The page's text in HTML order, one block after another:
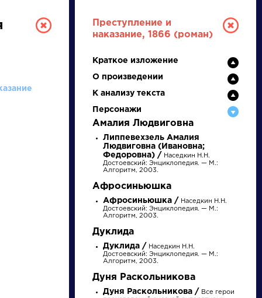
РУССКАЯ
ЛИТЕРАТУРА
ДЛЯ ПРЕЗЕНТАЦИЙ,
УРОКОВ И ЕГЭ
Д Е Ж
Преступление и
наказание, 1866 (роман)
Краткое изложение
О произведении
К анализу текста
Персонажи
Амалия Людвиговна
Липпевехзель Амалия
Людвиговна (Ивановна;
Федоровна) / Наседкин Н.Н.
Достоевский: Энциклопедия. — М.:
Алгоритм, 2003.
Афросиньюшка
Афросиньюшка / Наседкин Н.Н.
Достоевский: Энциклопедия. — М.:
Алгоритм, 2003.
Дуклида
Дуклида / Наседкин Н.Н.
Достоевский: Энциклопедия. — М.:
Алгоритм, 2003.
Дуня Раскольникова
Дуня Раскольникова / Все герои